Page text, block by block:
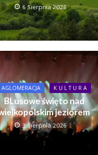
6 Sierpnia 2026
AGLOMERACJA K U L T U R A
BLusowe święto nad
jeziorem
3 Sierpnia 2026